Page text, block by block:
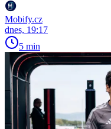
Mobify.cz
dnes, 19:17
5 min